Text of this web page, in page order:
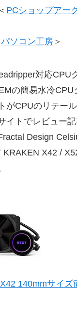
PCショップアー
パソコン工房 ＞
対応CPU
の簡易水冷CPU
がCPUのリテー
イトでレビュー
Design
KRAKEN X42 /
140mmサイズ